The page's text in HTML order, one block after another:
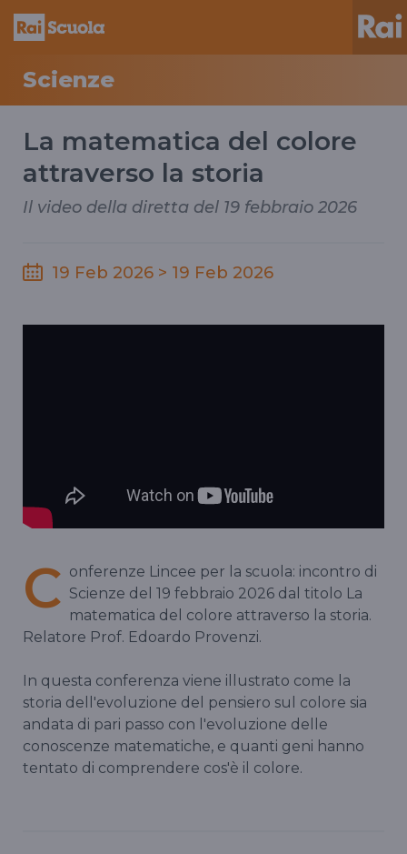
Scienze
La matematica del colore
attraverso la storia
Il video della diretta del 19 febbraio 2026
19 Feb 2026 > 19 Feb 2026
C onferenze Lincee per la scuola: incontro di
Scienze del 19 febbraio 2026 dal titolo La
matematica del colore attraverso la storia.
Relatore Prof. Edoardo Provenzi.
In questa conferenza viene illustrato come la
storia dell'evoluzione del pensiero sul colore sia
andata di pari passo con l'evoluzione delle
conoscenze matematiche, e quanti geni hanno
tentato di comprendere cos'è il colore.